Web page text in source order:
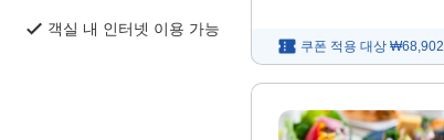
객실 내 인터넷 이용 가능
쿠폰 적용 대상 ₩68,902